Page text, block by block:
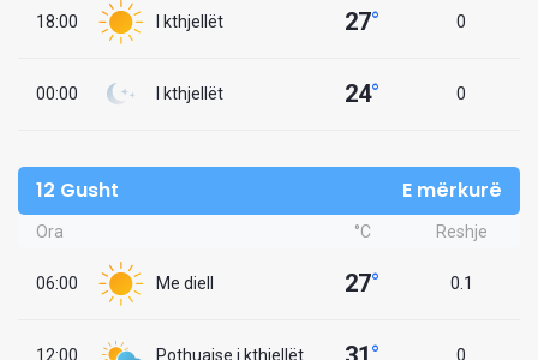
18:00 I kthjellët 27° 0
00:00 I kthjellët 24° 0
12 Gusht E mërkurë
Ora °C Reshje
06:00 Me diell 27° 0.1
12:00 Pothuajse i kthjellët 0